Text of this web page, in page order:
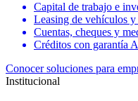
Capital de trabajo e
Leasing de vehículos
Cuentas, cheques y
Créditos con garantía
Conocer soluciones para
Institucional